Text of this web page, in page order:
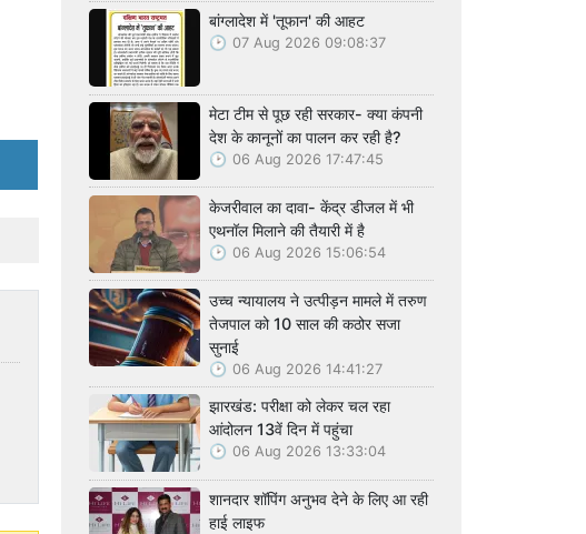
बांग्लादेश में 'तूफान' की आहट
07 Aug 2026 09:08:37
मेटा टीम से पूछ रही सरकार- क्या कंपनी
देश के कानूनों का पालन कर रही है?
06 Aug 2026 17:47:45
केजरीवाल का दावा- केंद्र डीजल में भी
एथनॉल मिलाने की तैयारी में है
06 Aug 2026 15:06:54
उच्च न्यायालय ने उत्पीड़न मामले में तरुण
तेजपाल को 10 साल की कठोर सजा
सुनाई
06 Aug 2026 14:41:27
झारखंड: परीक्षा को लेकर चल रहा
आंदोलन 13वें दिन में पहुंचा
06 Aug 2026 13:33:04
शानदार शॉपिंग अनुभव देने के लिए आ रही
हाई लाइफ